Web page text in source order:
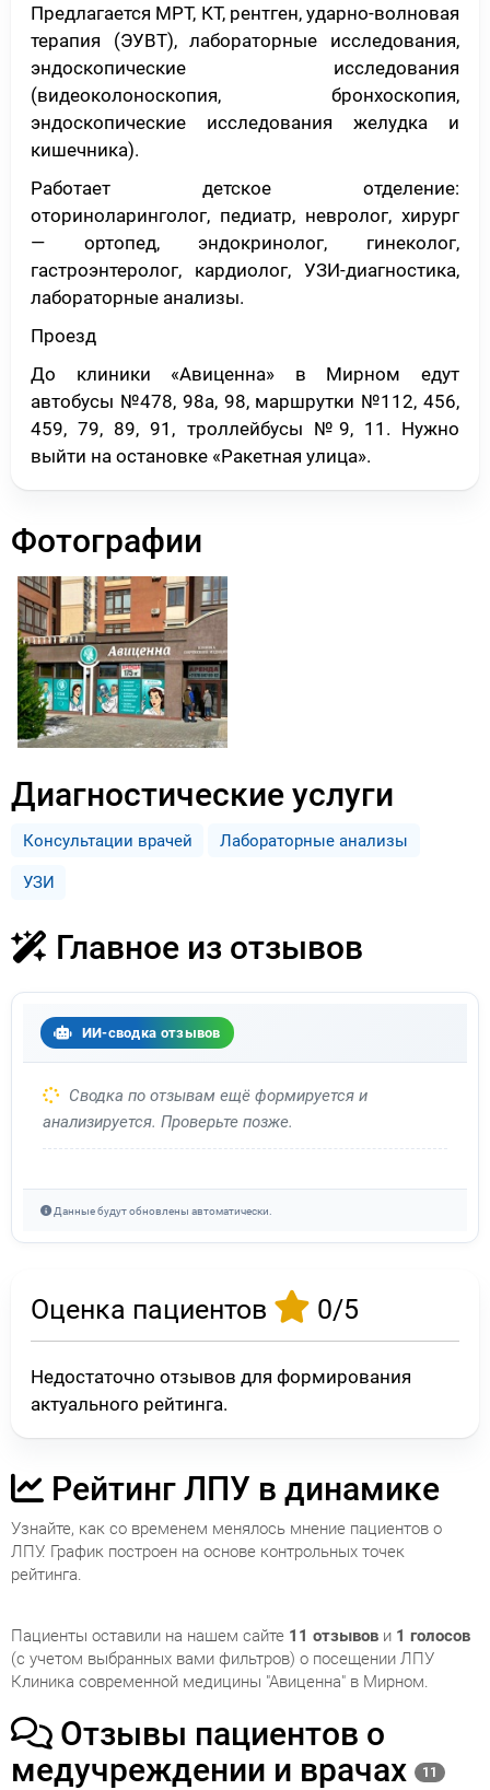
Предлагается МРТ, КТ, рентген, ударно-волновая
терапия (ЭУВТ), лабораторные исследования,
эндоскопические исследования
(видеоколоноскопия, бронхоскопия,
эндоскопические исследования желудка и
кишечника).
Работает детское отделение:
оториноларинголог, педиатр, невролог, хирург
— ортопед, эндокринолог, гинеколог,
гастроэнтеролог, кардиолог, УЗИ-диагностика,
лабораторные анализы.
Проезд
До клиники «Авиценна» в Мирном едут
автобусы №478, 98а, 98, маршрутки №112, 456,
459, 79, 89, 91, троллейбусы №9, 11. Нужно
выйти на остановке «Ракетная улица».
Фотографии
Диагностические услуги
Консультации врачей Лабораторные анализы
УЗИ
Главное из отзывов
ИИ-сводка отзывов
Сводка по отзывам ещё формируется и
анализируется. Проверьте позже.
Данные будут обновлены автоматически.
Оценка пациентов 0/5
Недостаточно отзывов для формирования
актуального рейтинга.
Рейтинг ЛПУ в динамике
Узнайте, как со временем менялось мнение пациентов о
ЛПУ. График построен на основе контрольных точек
рейтинга.
Пациенты оставили на нашем сайте 11 отзывов и 1 голосов
(с учетом выбранных вами фильтров) о посещении ЛПУ
Клиника современной медицины "Авиценна" в Мирном.
Отзывы пациентов о
медучреждении и врачах
11